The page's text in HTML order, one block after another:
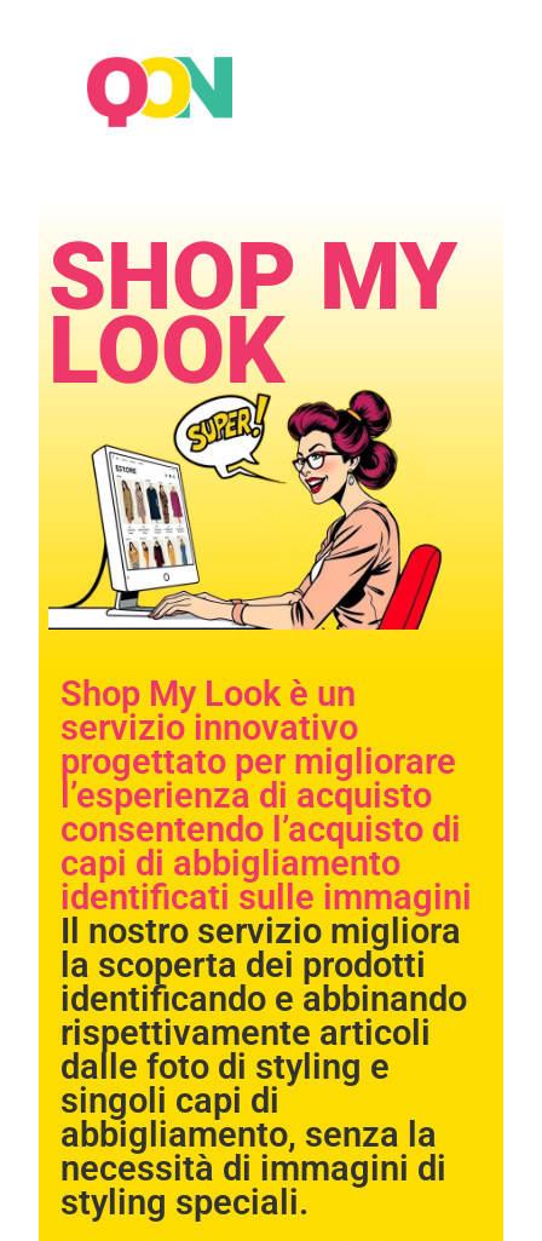
SHOP MY
LOOK​​
Shop My Look è un
servizio innovativo
progettato per migliorare
l’esperienza di acquisto
consentendo l’acquisto di
capi di abbigliamento
identificati sulle immagini​​
Il nostro servizio migliora
la scoperta dei prodotti
identificando e abbinando
rispettivamente articoli
dalle foto di styling e
singoli capi di
abbigliamento, senza la
necessità di immagini di
styling speciali.
Necessary
These
cookies are
not
optional.
They are
needed for
the website
to function.
Statistics
improve the
website's
functionality